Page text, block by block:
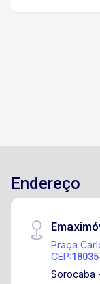
Endereço
Praça
CEP:
Sorocaba